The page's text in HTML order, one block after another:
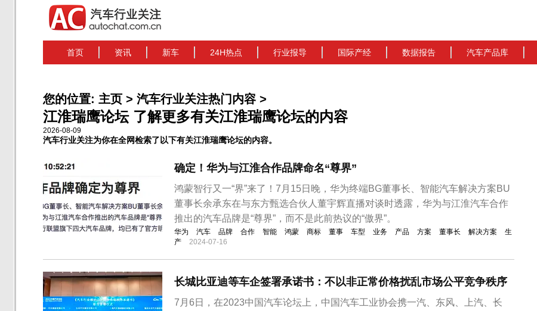
首页 资讯 新车 24H热点 行业报导 国际产经 数据报告 汽车产品库
您的位置: 主页 > 汽车行业关注热门内容 >
江淮瑞鹰论坛 了解更多有关江淮瑞鹰论坛的内容
2026-08-09
汽车行业关注为你在全网检索了以下有关江淮瑞鹰论坛的内容。
确定！华为与江淮合作品牌命名“尊界”
鸿蒙智行又一“界”来了！7月15日晚，华为终端BG董事长、智能汽车解决方案BU
董事长余承东在与东方甄选合伙人董宇辉直播对谈时透露，华为与江淮汽车合作
推出的汽车品牌是“尊界”，而不是此前热议的“傲界”。
华为 汽车 品牌 合作 智能 鸿蒙 商标 董事 车型 业务 产品 方案 董事长 解决方案
生
产
2024-07-16
长城比亚迪等车企签署承诺书：不以非正常价格扰乱市场公平竞争秩序
7月6日，在2023中国汽车论坛上，中国汽车工业协会携一汽、东风、上汽、长